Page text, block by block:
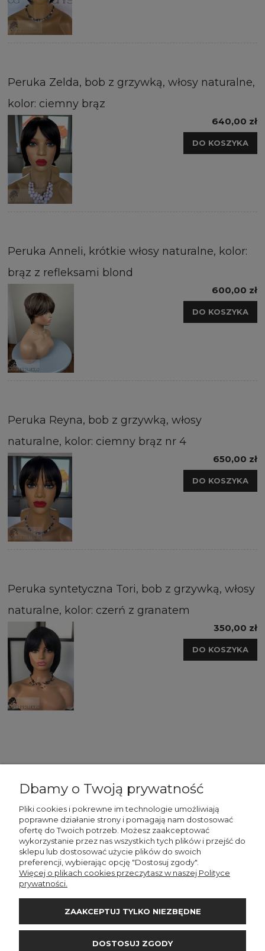
Peruka Zelda, bob z grzywką, włosy naturalne,
kolor: ciemny brąz
640,00 zł
DO KOSZYKA
Peruka Anneli, krótkie włosy naturalne, kolor:
brąz z refleksami blond
600,00 zł
DO KOSZYKA
Peruka Reyna, bob z grzywką, włosy
naturalne, kolor: ciemny brąz nr 4
650,00 zł
DO KOSZYKA
Peruka syntetyczna Tori, bob z grzywką, włosy
naturalne, kolor: czerń z granatem
350,00 zł
DO KOSZYKA
WAŻNE
STREFA KLIENTA
INFORMACJE
DOSTAWA I PŁATNOŚCI
Dbamy o Twoją prywatność
Pliki cookies i pokrewne im technologie umożliwiają
poprawne działanie strony i pomagają nam dostosować
ofertę do Twoich potrzeb. Możesz zaakceptować
wykorzystanie przez nas wszystkich tych plików i przejść do
sklepu lub dostosować użycie plików do swoich
preferencji, wybierając opcję "Dostosuj zgody".
Więcej o plikach cookies przeczytasz w naszej Polityce
prywatności.
ZAAKCEPTUJ TYLKO NIEZBĘDNE
DOSTOSUJ ZGODY